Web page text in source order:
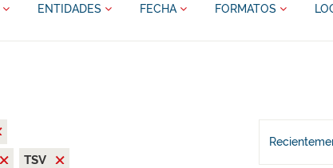
ENTIDADES FECHA FORMATOS
TSV